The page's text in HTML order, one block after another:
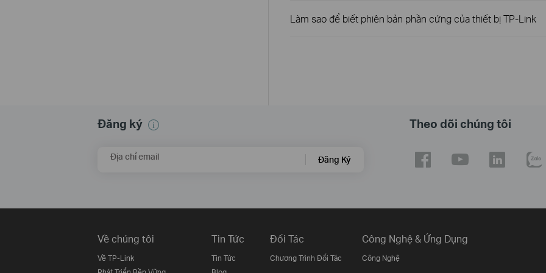
Làm sao để biết phiên bản phần cứng của thiết bị TP-Link
Đăng ký
Địa chỉ email Đăng Ký
Theo dõi chúng tôi
Về chúng tôi
Về TP-Link
Tin Tức
Tin Tức
Đối Tác
Chương Trình Đối Tác
Công Nghệ & Ứng Dụng
Công Nghệ